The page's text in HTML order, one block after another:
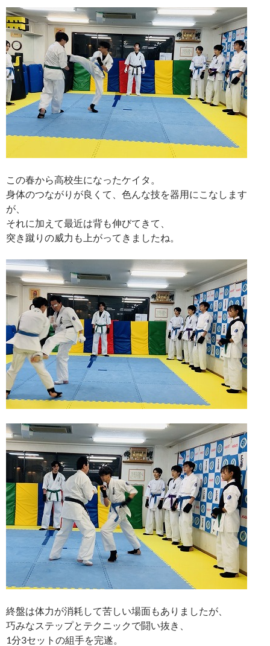
この春から高校生になったケイタ。
身体のつながりが良くて、色んな技を器用にこなします
が、
それに加えて最近は背も伸びてきて、
突き蹴りの威力も上がってきましたね。
終盤は体力が消耗して苦しい場面もありましたが、
巧みなステップとテクニックで闘い抜き、
1分3セットの組手を完遂。